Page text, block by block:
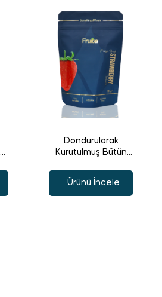
Dondurularak
Kurutulmuş Bütün
Ürünü İncele